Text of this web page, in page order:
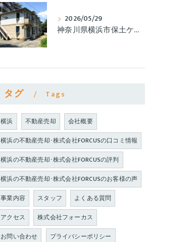
2026/05/29
神奈川県横浜市保土ケ谷区に物件を取得いたしました。
タグ Tags
横浜 不動産売却
会社概要
横浜の不動産売却･株式会社FORCUSの口コミ情報
横浜の不動産売却･株式会社FORCUSの評判
横浜の不動産売却･株式会社FORCUSのお客様の声
事業内容
スタッフ
よくある質問
アクセス
株式会社フォーカス
お問い合わせ
プライバシーポリシー